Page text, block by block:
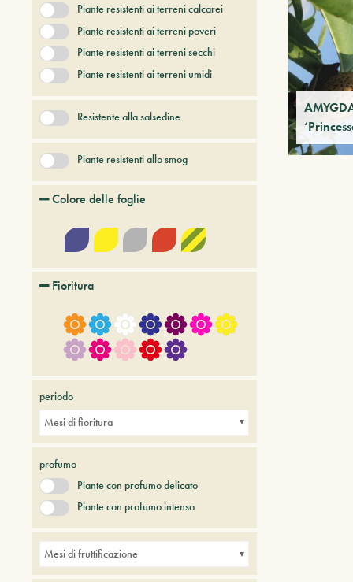
Conifere
+ Show More
Piante resistenti ai terreni calcarei
Piante resistenti ai terreni poveri
Piante resistenti ai terreni secchi
Piante resistenti ai terreni umidi
Resistente alla salsedine
Piante resistenti allo smog
Colore delle foglie
Fioritura
periodo
Mesi di fioritura
profumo
Piante con profumo delicato
Piante con profumo intenso
Mesi di fruttificazione